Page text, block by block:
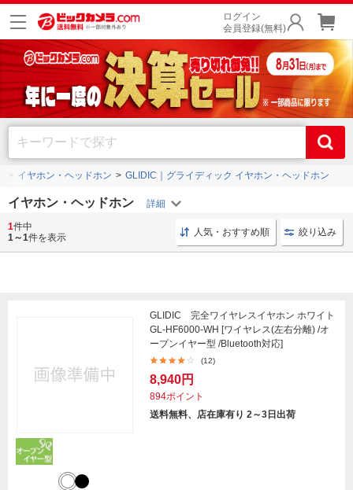
ログイン
会員登録(無料)
イヤホン・ヘッドホン GLIDIC｜グライディック イヤホン・ヘッドホン
イヤホン・ヘッドホン
リケーブル 1.2m イヤーピース シリコン リケーブ
1件中
1～1件を表示 人気・おすすめ順 絞り込み
GLIDIC 完全ワイヤレスイヤホン ホワイト
GL-HF6000-WH [ワイヤレス(左右分離) /オ
ープンイヤー型 /Bluetooth対応]
(12)
8,940円
894ポイント
送料無料、店在庫有り 2～3日出荷